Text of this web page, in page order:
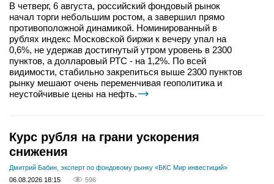
В четверг, 6 августа, российский фондовый рынок
начал торги небольшим ростом, а завершил прямо
противоположной динамикой. Номинированный в
рублях индекс Московской биржи к вечеру упал на
0,6%, не удержав достигнутый утром уровень в 2300
пунктов, а долларовый РТС - на 1,2%. По всей
видимости, стабильно закрепиться выше 2300 пунктов
рынку мешают очень переменчивая геополитика и
неустойчивые цены на нефть.
Курс рубля на грани ускорения
снижения
Дмитрий Бабин, эксперт по фондовому рынку «БКС Мир инвестиций»
06.08.2026 18:15
596